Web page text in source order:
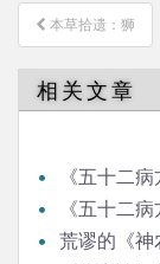
文
章
导
航
本草拾遗：狮
相关文章
《五十二
《五十二
荒谬的《神